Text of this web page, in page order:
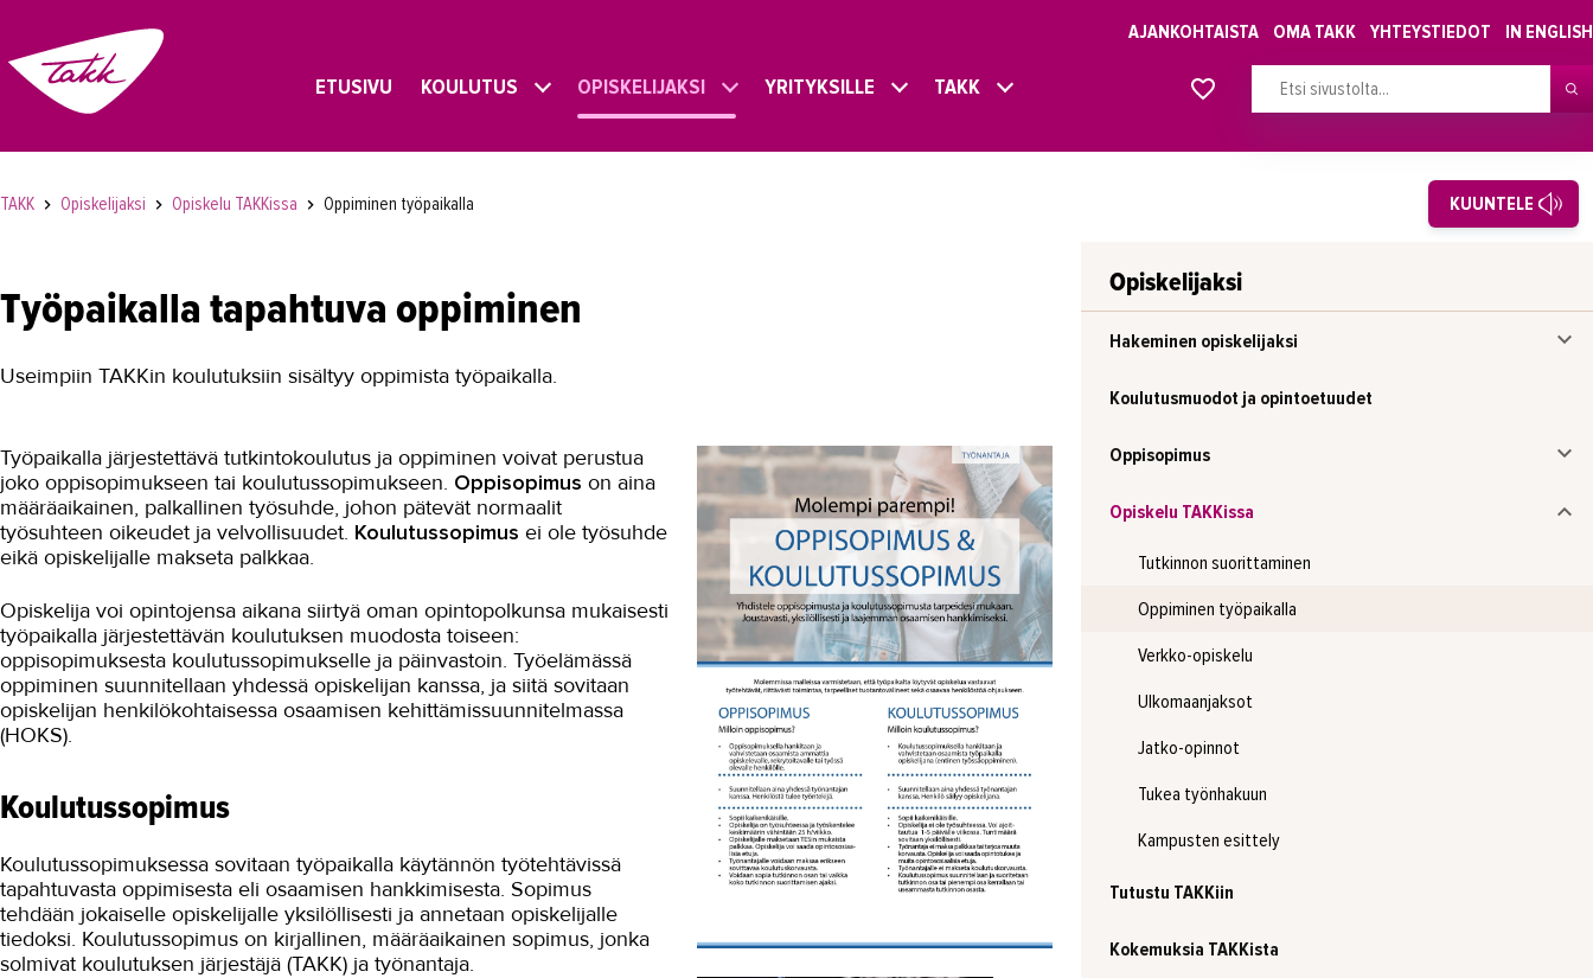
AJANKOHTAISTA OMA TAKK YHTEYSTIEDOT IN ENGLISH
ETUSIVU KOULUTUS OPISKELIJAKSI YRITYKSILLE TAKK
TAKK Opiskelijaksi Opiskelu TAKKissa Oppiminen työpaikalla KUUNTELE
Työpaikalla tapahtuva oppiminen
Useimpiin TAKKin koulutuksiin sisältyy oppimista työpaikalla.
Työpaikalla järjestettävä tutkintokoulutus ja oppiminen voivat perustua
joko oppisopimukseen tai koulutussopimukseen. Oppisopimus on aina
määräaikainen, palkallinen työsuhde, johon pätevät normaalit
työsuhteen oikeudet ja velvollisuudet. Koulutussopimus ei ole työsuhde
eikä opiskelijalle makseta palkkaa.
Opiskelija voi opintojensa aikana siirtyä oman opintopolkunsa mukaisesti
työpaikalla järjestettävän koulutuksen muodosta toiseen:
oppisopimuksesta koulutussopimukselle ja päinvastoin. Työelämässä
oppiminen suunnitellaan yhdessä opiskelijan kanssa, ja siitä sovitaan
opiskelijan henkilökohtaisessa osaamisen kehittämissuunnitelmassa
(HOKS).
Koulutussopimus
Koulutussopimuksessa sovitaan työpaikalla käytännön työtehtävissä
tapahtuvasta oppimisesta eli osaamisen hankkimisesta. Sopimus
tehdään jokaiselle opiskelijalle yksilöllisesti ja annetaan opiskelijalle
tiedoksi. Koulutussopimus on kirjallinen, määräaikainen sopimus, jonka
solmivat koulutuksen järjestäjä (TAKK) ja työnantaja.
Opiskelijaksi
Hakeminen opiskelijaksi
Koulutusmuodot ja opintoetuudet
Oppisopimus
Opiskelu TAKKissa
Tutkinnon suorittaminen
Oppiminen työpaikalla
Verkko-opiskelu
Ulkomaanjaksot
Jatko-opinnot
Tukea työnhakuun
Kampusten esittely
Tutustu TAKKiin
Kokemuksia TAKKista
Alkavat koulutukset osiosta